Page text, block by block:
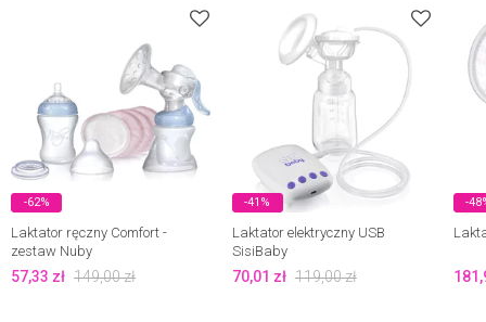
-62%
Laktator ręczny Comfort -
zestaw Nuby
57,33 zł 149,00zł
-41%
Laktator elektryczny USB
SisiBaby
70,01 zł 119,00zł
-